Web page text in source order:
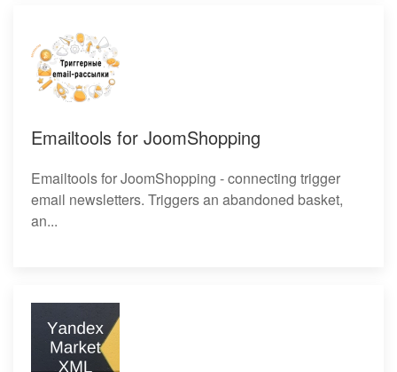
Emailtools for JoomShopping
Emailtools for JoomShopping - connecting trigger
email newsletters. Triggers an abandoned basket,
an...